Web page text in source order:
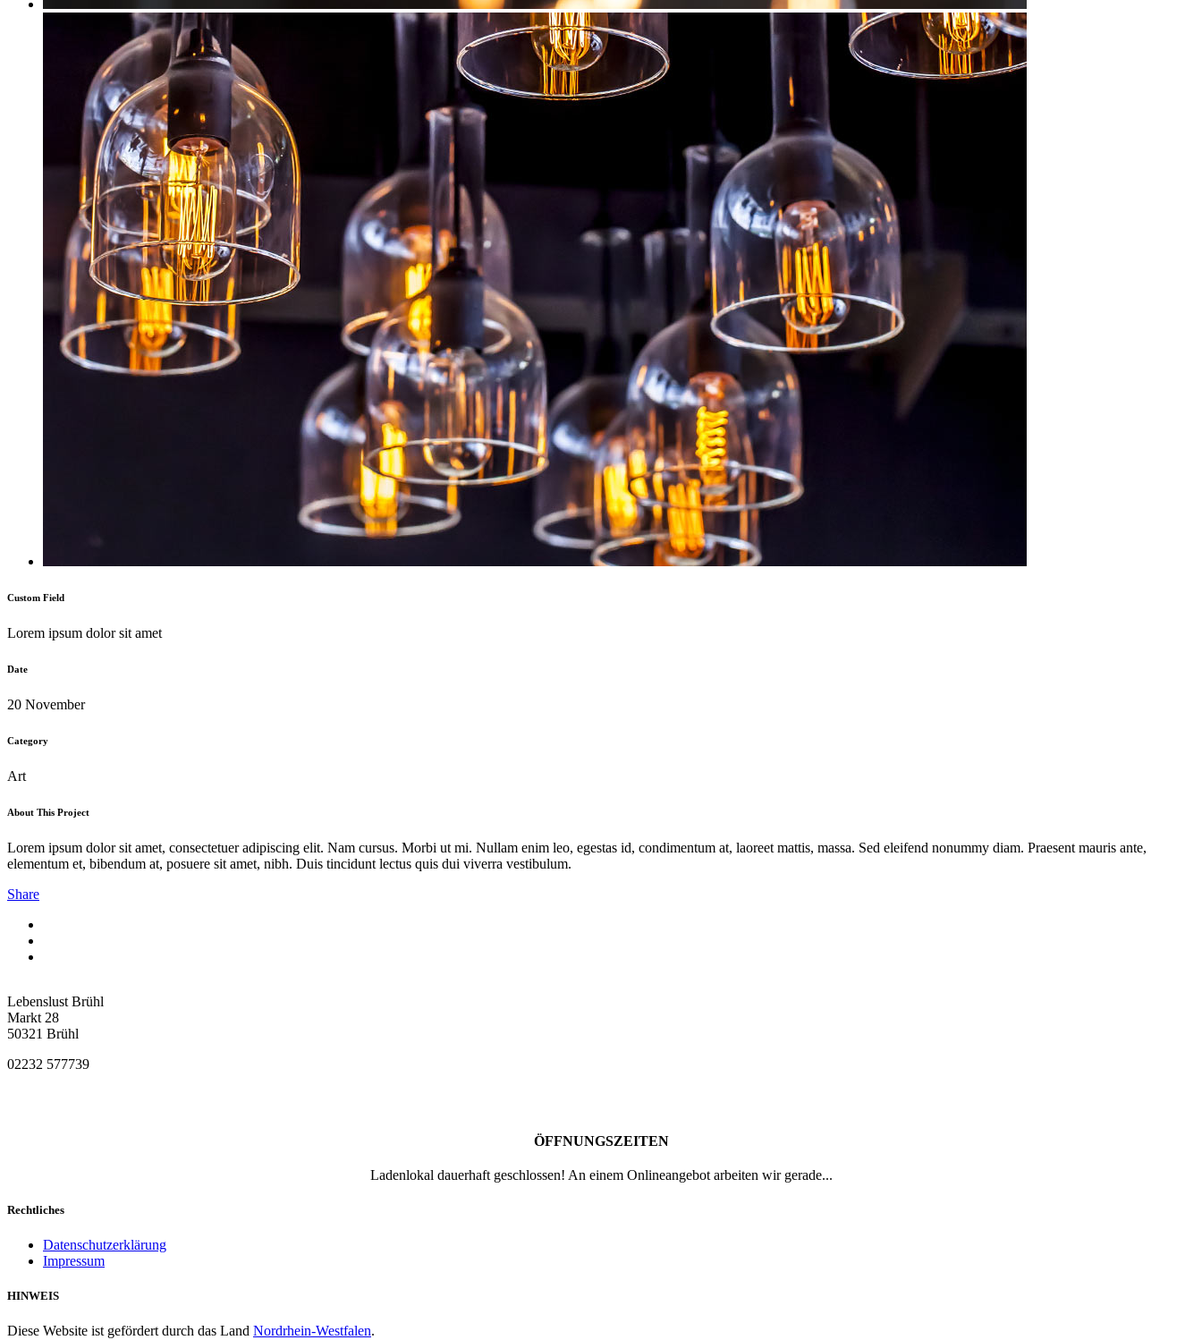
Custom Field
Lorem ipsum dolor sit amet
Date
20 November
Category
Art
About This Project
Lorem ipsum dolor sit amet, consectetuer adipiscing elit. Nam cursus. Morbi ut mi. Nullam enim leo, egestas id, condimentum at, laoreet mattis, massa. Sed eleifend nonummy diam. Praesent mauris ante,
elementum et, bibendum at, posuere sit amet, nibh. Duis tincidunt lectus quis dui viverra vestibulum.
Share
Lebenslust Brühl
Markt 28
50321 Brühl
02232 577739
ÖFFNUNGSZEITEN
Ladenlokal dauerhaft geschlossen! An einem Onlineangebot arbeiten wir gerade...
Rechtliches
Datenschutzerklärung
Impressum
HINWEIS
Diese Website ist gefördert durch das Land Nordrhein-Westfalen.